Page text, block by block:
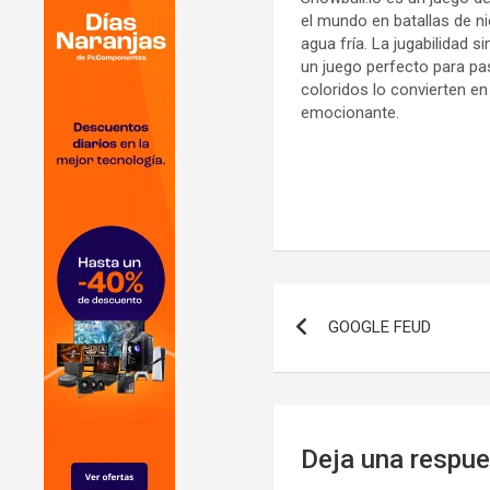
el mundo en batallas de
agua fría. La jugabilidad
un juego perfecto para
coloridos lo convierten
emocionante.
de
GOOGLE FEUD
Deja una